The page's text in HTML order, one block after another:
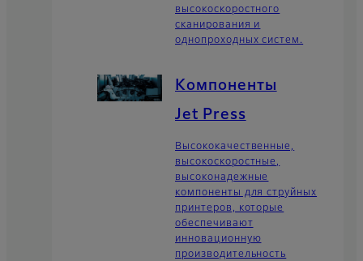
высокоскоростного
сканирования и
однопроходных систем.
Компоненты
Jet Press
Высококачественные,
высокоскоростные,
высоконадежные
компоненты для струйных
принтеров, которые
обеспечивают
инновационную
производительность